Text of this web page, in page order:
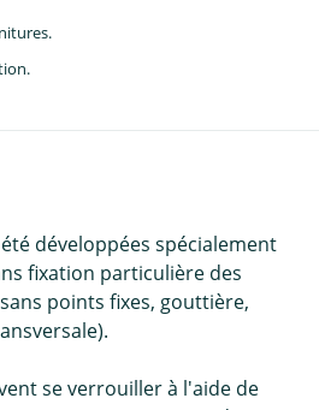
développées spécialement
fixation particulière des
points fixes, gouttière,
se verrouiller à l'aide de